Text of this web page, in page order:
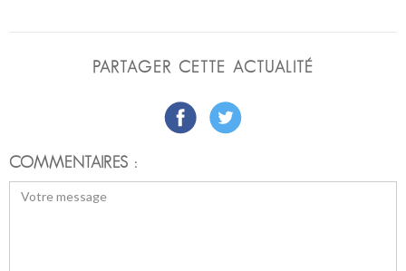
PARTAGER CETTE ACTUALITÉ
COMMENTAIRES :